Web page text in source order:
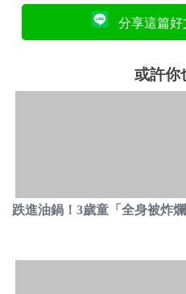
分享這篇好
或許你
跌進油鍋！3歲童「全身被炸